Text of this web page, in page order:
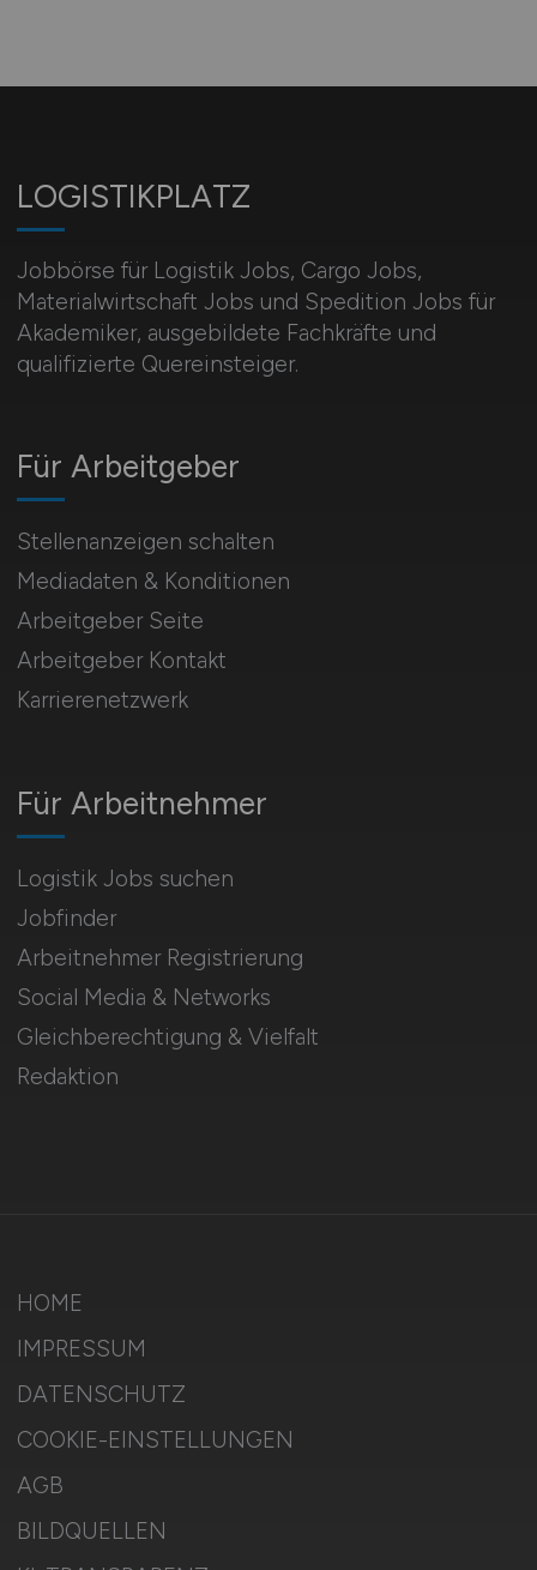
LOGISTIKPLATZ
Jobbörse für Logistik Jobs, Cargo Jobs,
Materialwirtschaft Jobs und Spedition Jobs für
Akademiker, ausgebildete Fachkräfte und
qualifizierte Quereinsteiger.
Für Arbeitnehmer
Logistik Jobs suchen
Jobfinder
Arbeitnehmer Registrierung
Social Media & Networks
Gleichberechtigung & Vielfalt
Redaktion
Für Arbeitgeber
Stellenanzeigen schalten
Mediadaten & Konditionen
Arbeitgeber Seite
Arbeitgeber Kontakt
Karrierenetzwerk
HOME
IMPRESSUM
DATENSCHUTZ
COOKIE-EINSTELLUNGEN
AGB
BILDQUELLEN